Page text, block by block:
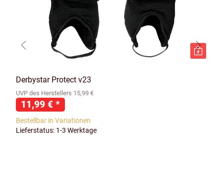
Derbystar Protect v23
UVP des Herstellers 15,99 €
11,99 € *
Bestellbar in Variationen
Lieferstatus: 1-3 Werktage